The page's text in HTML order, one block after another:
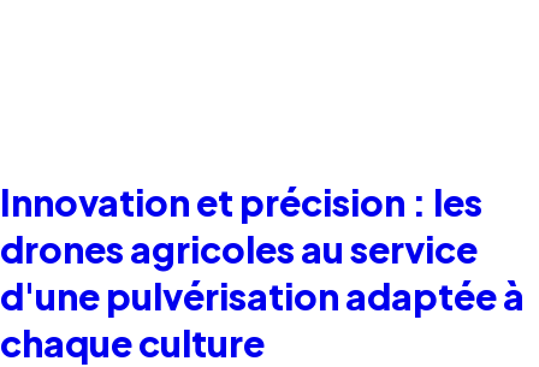
Innovation et précision : les
drones agricoles au service
d'une pulvérisation adaptée à
chaque culture